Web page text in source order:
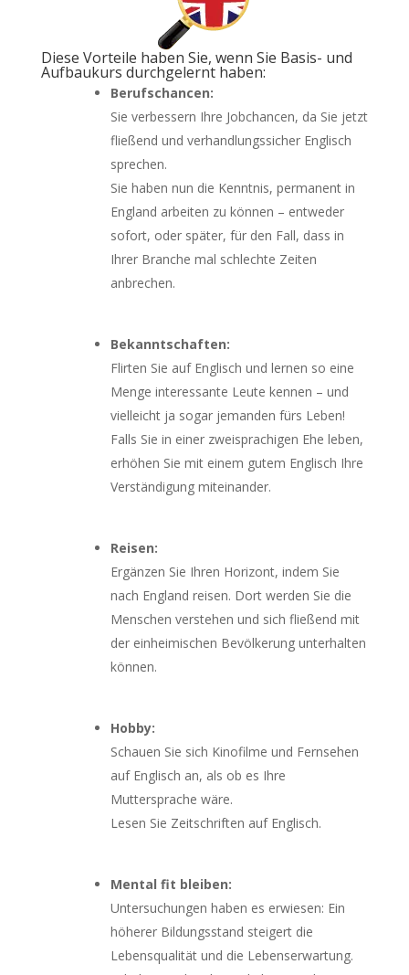
Diese Vorteile haben Sie, wenn Sie Basis- und
Aufbaukurs durchgelernt haben:
Berufschancen:
Sie verbessern Ihre Jobchancen, da Sie jetzt
fließend und verhandlungssicher Englisch
sprechen.
Sie haben nun die Kenntnis, permanent in
England arbeiten zu können – entweder
sofort, oder später, für den Fall, dass in
Ihrer Branche mal schlechte Zeiten
anbrechen.
Bekanntschaften:
Flirten Sie auf Englisch und lernen so eine
Menge interessante Leute kennen – und
vielleicht ja sogar jemanden fürs Leben!
Falls Sie in einer zweisprachigen Ehe leben,
erhöhen Sie mit einem gutem Englisch Ihre
Verständigung miteinander.
Reisen:
Ergänzen Sie Ihren Horizont, indem Sie
nach England reisen. Dort werden Sie die
Menschen verstehen und sich fließend mit
der einheimischen Bevölkerung unterhalten
können.
Hobby:
Schauen Sie sich Kinofilme und Fernsehen
auf Englisch an, als ob es Ihre
Muttersprache wäre.
Lesen Sie Zeitschriften auf Englisch.
Mental fit bleiben:
Untersuchungen haben es erwiesen: Ein
höherer Bildungsstand steigert die
Lebensqualität und die Lebenserwartung.